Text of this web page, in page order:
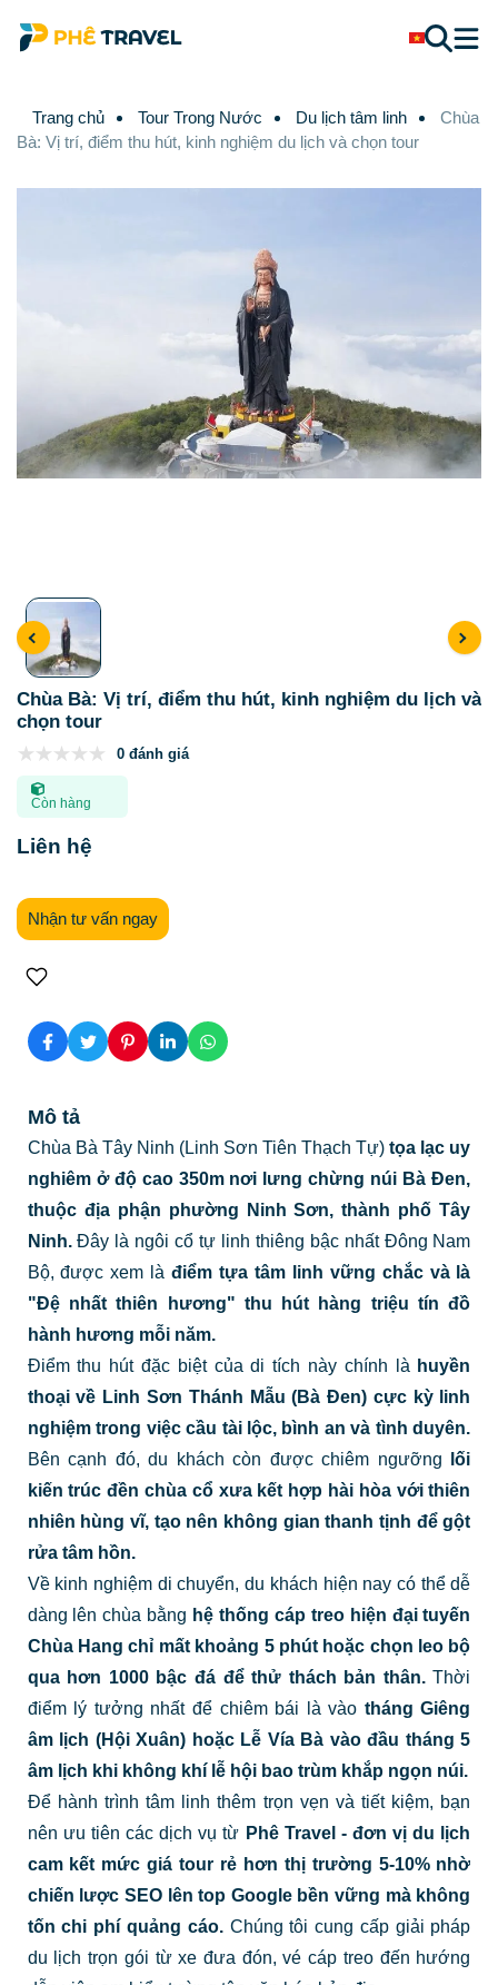
Trang chủ Tour Trong Nước Du lịch tâm linh
Chùa
Bà: Vị trí, điểm thu hút, kinh nghiệm du lịch và chọn tour
Chùa Bà: Vị trí, điểm thu hút, kinh nghiệm du lịch và
chọn tour
0 đánh giá
Còn hàng
Liên hệ
Nhận tư vấn ngay
Mô tả
Chùa Bà Tây Ninh (Linh Sơn Tiên Thạch Tự)tọa lạc uy
nghiêm ở độ cao 350m nơi lưng chừng núi Bà Đen,
thuộc địa phận phường Ninh Sơn, thành phố Tây
Ninh.Đây là ngôi cổ tự linh thiêng bậc nhất Đông Nam
Bộ, được xem làđiểm tựa tâm linh vững chắc và là
"Đệ nhất thiên hương" thu hút hàng triệu tín đồ
hành hương mỗi năm.
Điểm thu hút đặc biệt của di tích này chính là huyền
thoại về Linh Sơn Thánh Mẫu (Bà Đen) cực kỳ linh
nghiệm trong việc cầu tài lộc, bình an và tình duyên.
Bên cạnh đó, du khách còn được chiêm ngưỡng
lối
kiến trúc đền chùa cổ xưa kết hợp hài hòa với thiên
nhiên hùng vĩ, tạo nên không gian thanh tịnh để gột
rửa tâm hồn.
Về kinh nghiệm di chuyển, du khách hiện nay có thể dễ
dàng lên chùa bằng hệ thống cáp treo hiện đại tuyến
Chùa Hang chỉ mất khoảng 5 phút hoặc chọn leo bộ
qua hơn 1000 bậc đá để thử thách bản thân.Thời
điểm lý tưởng nhất để chiêm bái là vào tháng Giêng
âm lịch (Hội Xuân) hoặc Lễ Vía Bà vào đầu tháng 5
âm lịch khi không khí lễ hội bao trùm khắp ngọn núi.
Để hành trình tâm linh thêm trọn vẹn và tiết kiệm, bạn
nên ưu tiên các dịch vụ từ Phê Travel - đơn vị du lịch
cam kết mức giá tour rẻ hơn thị trường 5-10% nhờ
chiến lược SEO lên top Google bền vững mà không
tốn chi phí quảng cáo.Chúng tôi cung cấp giải pháp
du lịch trọn gói từ xe đưa đón, vé cáp treo đến hướng